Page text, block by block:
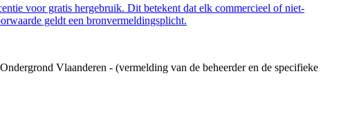
voor gratis hergebruik. Dit betekent dat elk commercieel of niet-
geldt een bronvermeldingsplicht.
Vlaanderen - (vermelding van de beheerder en de specifieke